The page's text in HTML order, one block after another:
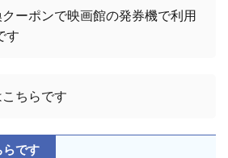
ーポンで映画館の発券機で利用
す
ちらです
らです